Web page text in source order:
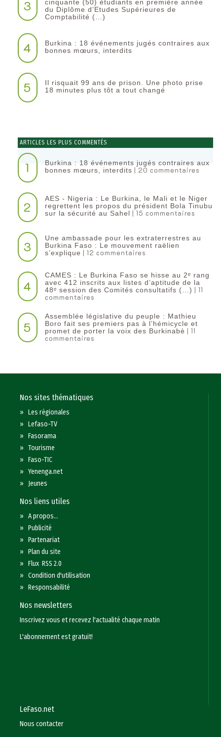
3
cinquante (50) étudiants en première année
du Diplôme d’Etudes Supérieures de
Comptabilité (…)
4
Burkina : 18 événements jugés contraires aux
bonnes mœurs, interdits
5
Il risquait 99 ans de prison. Une photo prise
18 minutes plus tôt a tout changé
ARTICLES LES PLUS COMMENTÉS
1
Burkina : 18 événements jugés contraires aux
bonnes mœurs, interdits | 20 commentaires
2
AES - Nigeria : Le Burkina, le Mali et le Niger
regrettent les propos du président Bola Tinubu
sur la sécurité au Sahel | 15 commentaires
3
Une ambassade pour les extraterrestres au
Burkina Faso : Le mouvement raëlien
s’explique | 12 commentaires
4
CAMES : Le Burkina Faso se hisse au 2ᵉ rang
avec 412 inscrits aux listes d’aptitude de la
48ᵉ session des Comités consultatifs (…) | 11
commentaires
5
Assemblée législative du peuple : Mathieu
Boro fait ses premiers pas à l’hémicycle et
promet de porter la voix des Burkinabè | 11
commentaires
Nos sites thématiques
»Les régionales
»Lefaso-TV
»Fasorama
»Tourisme
»Faso-TIC
»Yenenga.net
» Jeunes
Nos liens utiles
»A propos...
»Publicité
»Partenariat
»Plan du site
»Flux RSS 2.0
»Condition d'utilisation
»Responsabilité
Nos newsletters
Inscrivez vous et recevez l'actualité chaque matin
L'abonnement est gratuit!
LeFaso.net
Nous contacter